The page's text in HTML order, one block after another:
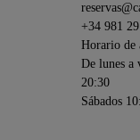
+34 981
Horario de
De lunes a
20:30
Sábados